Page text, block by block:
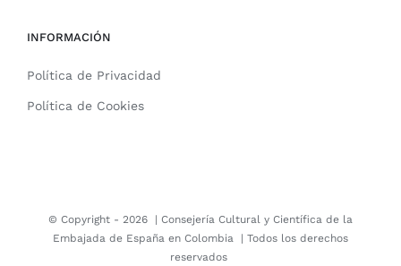
INFORMACIÓN
Política de Privacidad
Política de Cookies
© Copyright - 2026 | Consejería Cultural y Científica de la
Embajada de España en Colombia | Todos los derechos
reservados